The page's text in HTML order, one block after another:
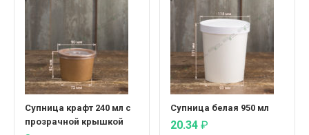
Супница крафт 240 мл с
прозрачной крышкой
Супница белая 950 мл
20.34 ₽